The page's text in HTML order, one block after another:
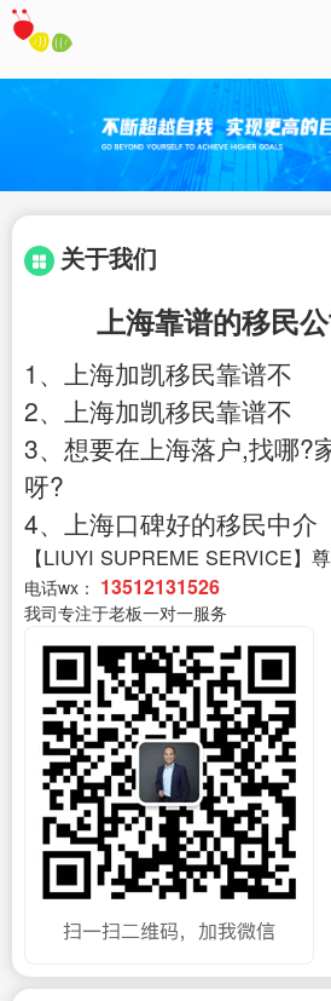
关于我们
上海靠谱的移民
1、上海加凯移民靠谱不
2、上海加凯移民靠谱不
3、想要在上海落户,找哪?
呀?
4、上海口碑好的移民中介
【LIUYI SUPREME SERVICE】
电话wx： 13512131526
我司专注于老板一对一服务